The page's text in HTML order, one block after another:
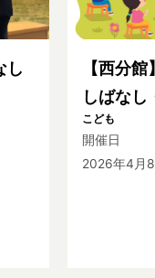
し
【西分
しばなし
こども
開催日
2026年4月